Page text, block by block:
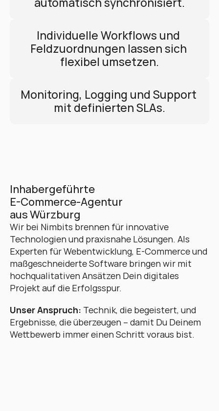
Individuelle Workflows und
Feldzuordnungen lassen sich
flexibel umsetzen.
Monitoring, Logging und Support
mit definierten SLAs.
Inhabergeführte
E-Commerce-Agentur
aus Würzburg
Wir bei Nimbits brennen für innovative
Technologien und praxisnahe Lösungen. Als
Experten für Webentwicklung, E-Commerce und
maßgeschneiderte Software bringen wir mit
hochqualitativen Ansätzen Dein digitales
Projekt auf die Erfolgsspur.
Unser Anspruch: Technik, die begeistert, und
Ergebnisse, die überzeugen – damit Du Deinem
Wettbewerb immer einen Schritt voraus bist.